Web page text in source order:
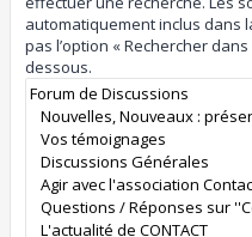
automatiquement inclus dans
pas l’option « Rechercher
dessous.